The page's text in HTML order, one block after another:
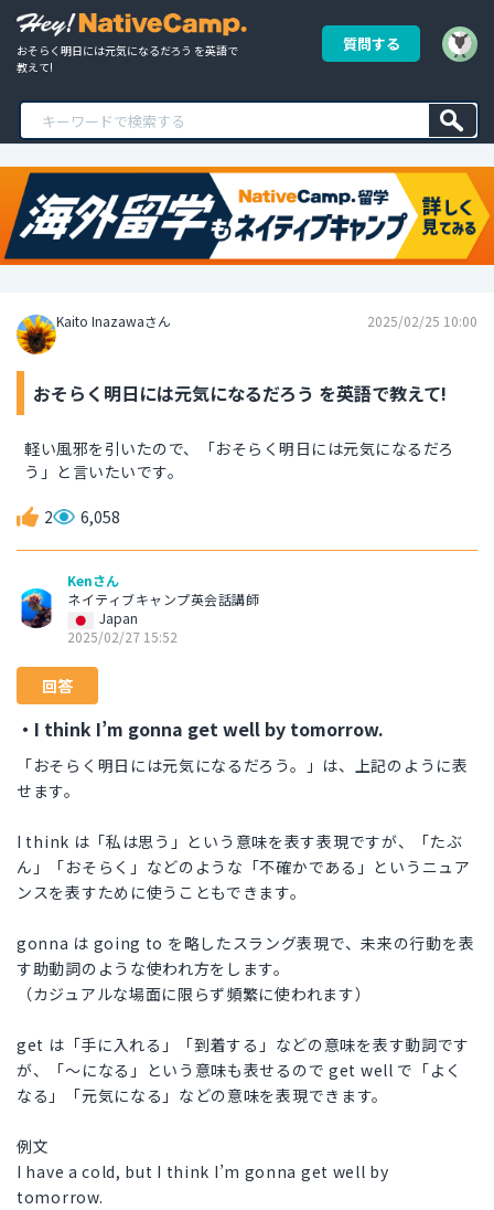
おそらく明日には元気になるだろう を英語で
教えて!
質問する
Kaito Inazawaさん 2025/02/25 10:00
おそらく明日には元気になるだろう を英語で教えて!
軽い風邪を引いたので、「おそらく明日には元気になるだろ
う」と言いたいです。
2 6,058
Kenさん
ネイティブキャンプ英会話講師
Japan
2025/02/27 15:52
回答
・I think I’m gonna get well by tomorrow.
「おそらく明日には元気になるだろう。」は、上記のように表
せます。
I think は「私は思う」という意味を表す表現ですが、「たぶ
ん」「おそらく」などのような「不確かである」というニュア
ンスを表すために使うこともできます。
gonna は going to を略したスラング表現で、未来の行動を表
す助動詞のような使われ方をします。
（カジュアルな場面に限らず頻繁に使われます）
get は「手に入れる」「到着する」などの意味を表す動詞です
が、「〜になる」という意味も表せるので get well で「よく
なる」「元気になる」などの意味を表現できます。
例文
I have a cold, but I think I’m gonna get well by
tomorrow.